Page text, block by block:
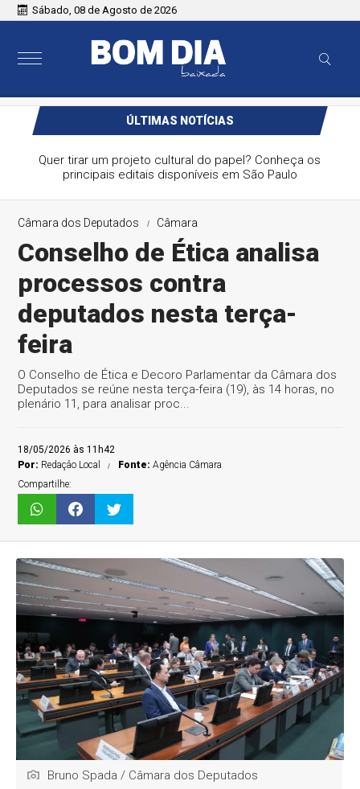
Sábado, 08 de Agosto de 2026
ÚLTIMAS NOTÍCIAS
Quer tirar um projeto cultural do papel? Conheça os
principais editais disponíveis em São Paulo
Câmara dos Deputados Câmara
Conselho de Ética analisa
processos contra
deputados nesta terça-
feira
O Conselho de Ética e Decoro Parlamentar da Câmara dos
Deputados se reúne nesta terça-feira (19), às 14 horas, no
plenário 11, para analisar proc...
18/05/2026 às 11h42
Por: Redaçâo Local Fonte:Agência Câmara
Compartilhe:
Bruno Spada / Câmara dos Deputados